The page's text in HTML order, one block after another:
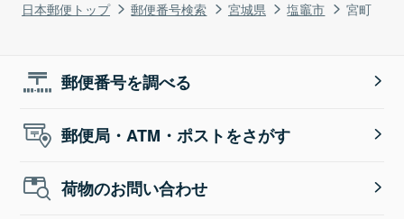
日本郵便トップ 郵便番号検索 宮城県 塩竈市 宮町
郵便番号を調べる
郵便局・ATM・ポストをさがす
荷物のお問い合わせ